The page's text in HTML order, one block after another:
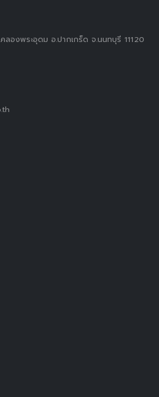
องพระอุดม อ.ปากเกร็ด จ.นนทบุรี 11120